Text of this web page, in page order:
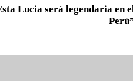
Lucia será legendaria en